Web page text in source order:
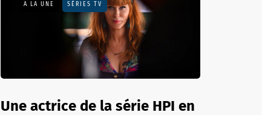
A LA UNE SÉRIES TV
Une actrice de la série HPI en